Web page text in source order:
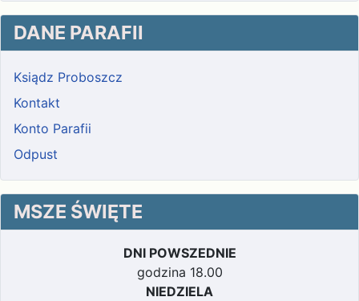
DANE PARAFII
Ksiądz Proboszcz
Kontakt
Konto Parafii
Odpust
MSZE ŚWIĘTE
DNI POWSZEDNIE
godzina 18.00
NIEDZIELA